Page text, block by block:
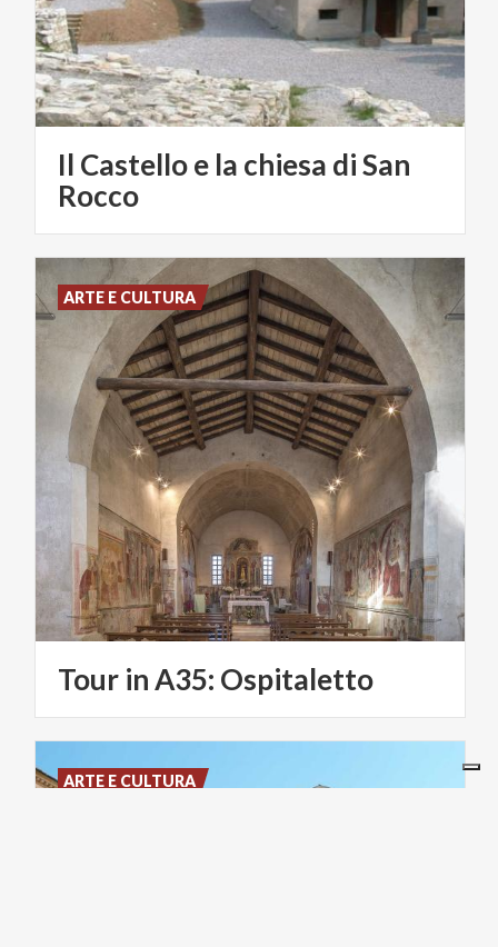
Il Castello e la chiesa di San
Rocco
Tour inA35: Ospitaletto
ARTE E CULTURA
ARTE E CULTURA